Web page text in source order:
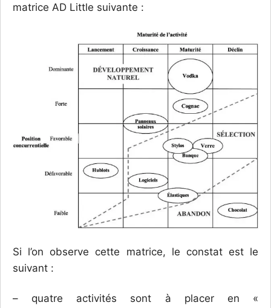
matrice AD Little suivante :
Si l’on observe cette matrice, le constat est le
suivant :
– quatre activités sont à placer en «